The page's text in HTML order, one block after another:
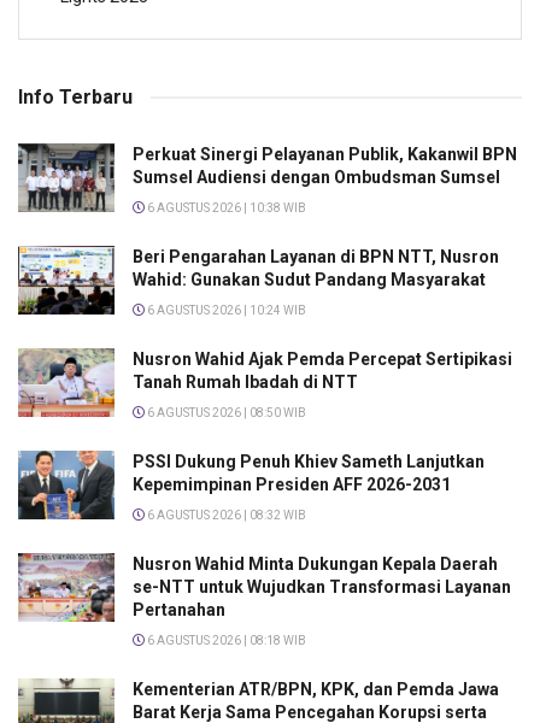
Info Terbaru
Perkuat Sinergi Pelayanan Publik, Kakanwil BPN
Sumsel Audiensi dengan Ombudsman Sumsel
6 AGUSTUS 2026 | 10:38 WIB
Beri Pengarahan Layanan di BPN NTT, Nusron
Wahid: Gunakan Sudut Pandang Masyarakat
6 AGUSTUS 2026 | 10:24 WIB
Nusron Wahid Ajak Pemda Percepat Sertipikasi
Tanah Rumah Ibadah di NTT
6 AGUSTUS 2026 | 08:50 WIB
PSSI Dukung Penuh Khiev Sameth Lanjutkan
Kepemimpinan Presiden AFF 2026-2031
6 AGUSTUS 2026 | 08:32 WIB
Nusron Wahid Minta Dukungan Kepala Daerah
se-NTT untuk Wujudkan Transformasi Layanan
Pertanahan
6 AGUSTUS 2026 | 08:18 WIB
Kementerian ATR/BPN, KPK, dan Pemda Jawa
Barat Kerja Sama Pencegahan Korupsi serta